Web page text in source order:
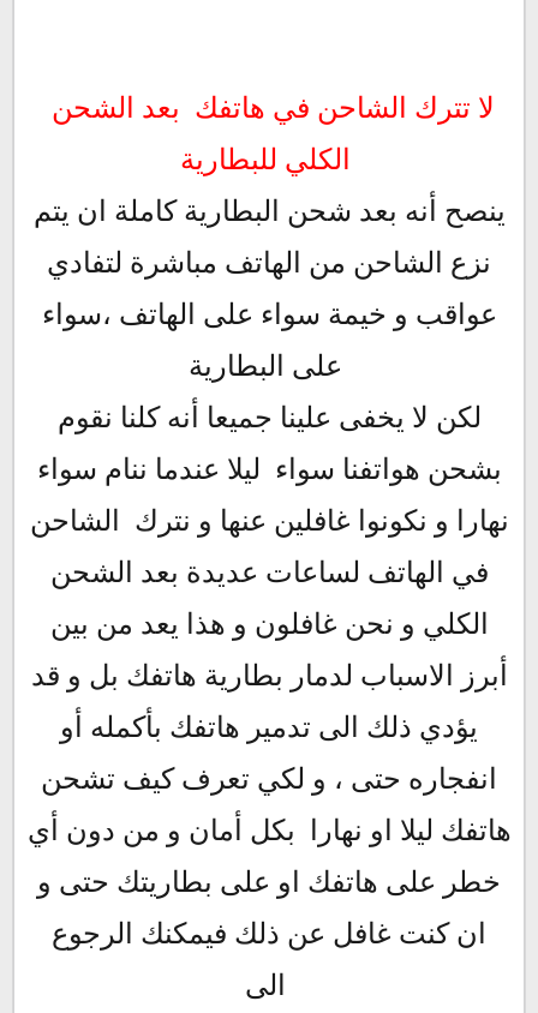
لا تترك الشاحن في هاتفك بعد الشحن
ينصح أنه بعد شحن البطارية كاملة ان يتم
نزع الشاحن من الهاتف مباشرة لتفادي
عواقب و خيمة سواء على الهاتف ،سواء
لكن لا يخفى علينا جميعا أنه كلنا نقوم
بشحن هواتفنا سواء ليلا عندما ننام سواء
نهارا و نكونوا غافلين عنها و نترك الشاحن
في الهاتف لساعات عديدة بعد الشحن
الكلي و نحن غافلون و هذا يعد من بين
أبرز الاسباب لدمار بطارية هاتفك بل و قد
يؤدي ذلك الى تدمير هاتفك بأكمله أو
انفجاره حتى ، و لكي تعرف كيف تشحن
هاتفك ليلا او نهارا بكل أمان و من دون أي
خطر على هاتفك او على بطاريتك حتى و
ان كنت غافل عن ذلك فيمكنك الرجوع